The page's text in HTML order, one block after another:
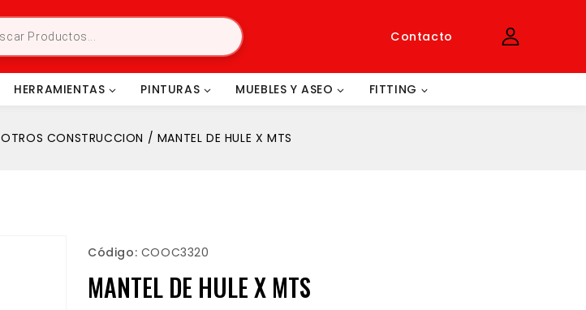
Contacto
HERRAMIENTAS PINTURAS MUEBLES Y ASEO FITTING
OTROS CONSTRUCCION / MANTEL DE HULE X MTS
Código: COOC3320
MANTEL DE HULE X MTS